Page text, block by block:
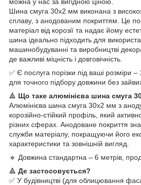
Шина смуга 30х2 мм виконана з
сплаву, з анодованим покриттям. Це
матеріал від корозії та надає йому
шина ідеально підходить для
машинобудуванні та виробництві
де важливі міцність і довговічність.
✅ Є послуга порізки під ваші розміри –
для точного підбору довжини без
🔺 Що таке алюмінієва шина смуга
Алюмінієва шина смуга 30х2 мм з
корозійно-стійкий профіль, який
різних сферах. Анодоване покриття
служби матеріалу, покращуючи його
характеристики та зовнішній вигляд.
🔹 Довжина стандартна – 6 метрів,
🔺 Де застосовується?
✅ У будівництві (для облицювання